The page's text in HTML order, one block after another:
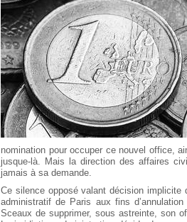
nomination pour occuper ce nouvel office,
jusque-là. Mais la direction des affaires
jamais à sa demande.
Ce silence opposé valant décision implicite
administratif de Paris aux fins
Sceaux de supprimer, sous astreinte, son